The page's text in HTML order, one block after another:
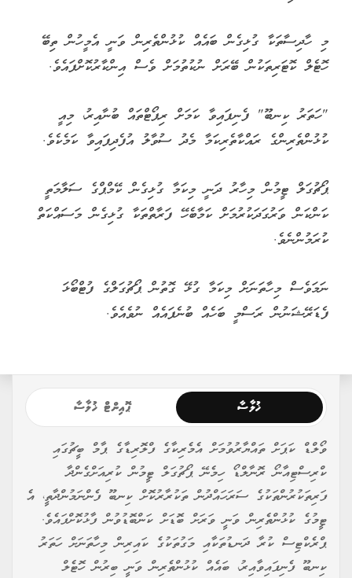
މި ހާދިސާތަކާ ގުޅިގެން ބައެއް ކުޅުންތެރިން ވަނީ އެމީހުން ތިބޭ
ހޮޓެލް ކޮޓަރިތަކުން ބޭރަށް ނުކުތުމަށް ވެސް އިންކާރުކޮށްފައެވެ.
"ހަތަރު ކިނބޫ" ފެނިފައިވާ ކަމަށް ރިޕޯޓްތައް ބުނާއިރު، މިއީ
ކުޅުންތެރިންގެ ރައްކާތެރިކަމާ މެދު ސުވާލު އުފެދިފައިވާ ކަމެކެވެ.
ޕޯޗުގަލް ޓީމުން މިހާރު ދަނީ މިކަމާ ގުޅިގެން ކޭމްޕްގެ ސަލާމަތީ
ކަންކަން ވަރުގަދަކުރުމަށް ކަމާބެހޭ ފަރާތްތަކާ ގުޅިގެން މަސައްކަތް
ކުރަމުންނެވެ.
ނަމަވެސް މިހާތަނަށް މިކަމާ ގުޅޭ ގޮތުން ޕޯޗުގަލްގެ ފުޓްބޯޅަ
ފެޑަރޭޝަނުން ރަސްމީ ބަހެއް ބުނެފައެއް ނުވެއެވެ.
ޚުލާސާ ޕޮއިންޓް ޚުލާސާ
ވޯލްޑް ކަޕަށް ތައްޔާރުވުމަށް އެމެރިކާގެ ފްލޮރިޑާގެ ޕާމް ބީޗުގައި
ކްރިސްޓިއާނޯ ރޮނާލްޑޯ ހިމެނޭ ޕޯޗުގަލް ޓީމުން ކުރިއަށްގެންދާ
ފަރިތަކުރުންތަކުގެ ސަރަހައްދުން ތަކުރާރުކޮށް ކިނބޫ ފެންނަމުންދާތީ، އެ
ޓީމުގެ ކުޅުންތެރިން ވަނީ ވަރަށް ބޮޑަށް ކަންބޮޑުވުން ފާޅުކޮށްފައެވެ.
ޕްރެކްޓިސް ކުރާ ދަނޑުތަކާއި މަގުތަކުގެ ކައިރިން މިހާތަނަށް ހަތަރު
ކިނބޫ ފެނިފައިވާއިރު، ބައެއް ކުޅުންތެރިން ވަނީ ބިރުން ހޮޓެލް